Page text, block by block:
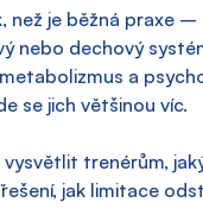
než je běžná praxe
nebo dechový
a
se jich většinou víc.
trenérům,
jak limitace